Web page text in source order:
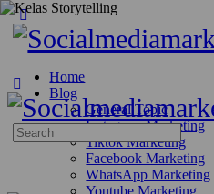
Home
Blog
General Topic
Instagram Marketing
Tiktok Marketing
Facebook Marketing
WhatsApp Marketing
Youtube Marketing
Search
for: